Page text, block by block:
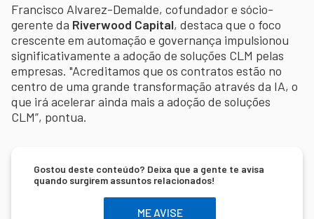
Francisco Alvarez-Demalde, cofundador e sócio-
gerente da Riverwood Capital, destaca que o foco
crescente em automação e governança impulsionou
significativamente a adoção de soluções CLM pelas
empresas. "Acreditamos que os contratos estão no
centro de uma grande transformação através da IA, o
que irá acelerar ainda mais a adoção de soluções
CLM”, pontua.
Gostou deste conteúdo? Deixa que a gente te avisa
quando surgirem assuntos relacionados!
ME AVISE